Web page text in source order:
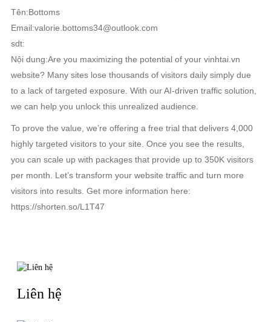
Tên:Bottoms
Email:valorie.bottoms34@outlook.com
sdt:
Nội dung:Are you maximizing the potential of your vinhtai.vn
website? Many sites lose thousands of visitors daily simply due
to a lack of targeted exposure. With our AI-driven traffic solution,
we can help you unlock this unrealized audience.
To prove the value, we’re offering a free trial that delivers 4,000
highly targeted visitors to your site. Once you see the results,
you can scale up with packages that provide up to 350K visitors
per month. Let’s transform your website traffic and turn more
visitors into results. Get more information here:
https://shorten.so/L1T47
Liên hệ